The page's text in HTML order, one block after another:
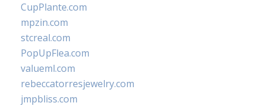
CupPlante.com
mpzin.com
stcreal.com
PopUpFlea.com
valueml.com
rebeccatorresjewelry.com
jmpbliss.com